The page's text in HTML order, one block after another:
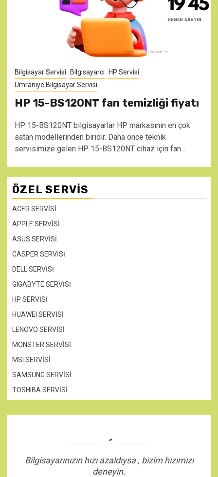
Bilgisayar Servisi Bilgisayarcı
HP Servisi
Ümraniye Bilgisayar Servisi
HP 15-BS120NT fan temizliği fiyatı
HP 15-BS120NT bilgisayarlar HP markasının en çok
satan modellerinden biridir. Daha önce teknik
servisimize gelen HP 15-BS120NT cihaz için fan...
ÖZEL SERVIS
ACER SERVİSİ
APPLE SERVİSİ
ASUS SERVİSİ
CASPER SERVİSİ
DELL SERVİSİ
GIGABYTE SERVİSİ
HP SERVİSİ
HUAWEI SERVİSİ
LENOVO SERVİSİ
MONSTER SERVİSİ
MSI SERVİSİ
SAMSUNG SERVİSİ
TOSHIBA SERVİSİ
Bilgisayarınızın hızı azaldıysa , bizim hızımızı
deneyin.